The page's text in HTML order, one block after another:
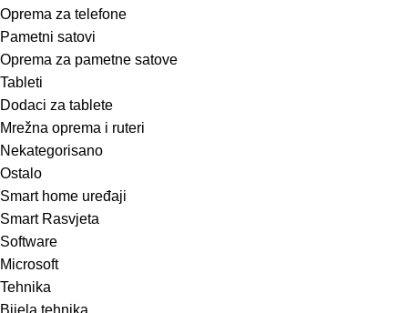
Oprema za telefone
Pametni satovi
Oprema za pametne satove
Tableti
Dodaci za tablete
Mrežna oprema i ruteri
Nekategorisano
Ostalo
Smart home uređaji
Smart Rasvjeta
Software
Microsoft
Tehnika
Bijela tehnika